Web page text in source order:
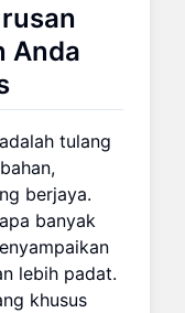
Anda
tulang
berjaya.
banyak
lebih padat.
khusus